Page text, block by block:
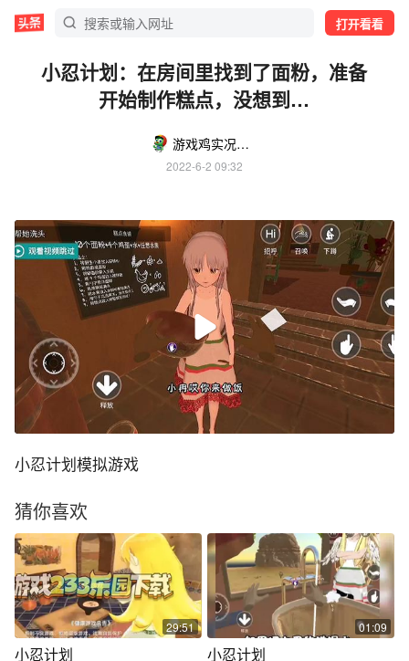
打开看看
小忍计划：在房间里找到了面粉，准备
开始制作糕点，没想到…
游戏鸡实况游戏解说
2022-6-2 09:32
小忍计划模拟游戏
猜你喜欢
29:51
小忍计划
01:09
小忍计划